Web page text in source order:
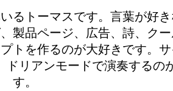
るトーマスです。言葉が好
製品ページ、広告、詩、ク
トを作るのが大好きです。
リアンモードで演奏するの
す。